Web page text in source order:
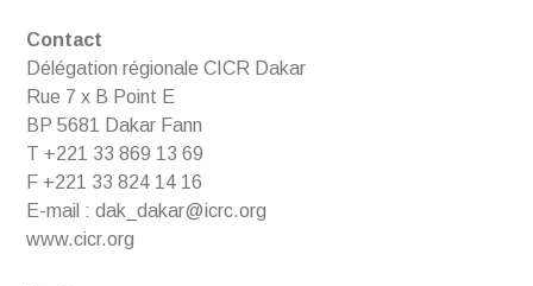
Contact
Délégation régionale CICR Dakar
Rue 7 x B Point E
BP 5681 Dakar Fann
T +221 33 869 13 69
F +221 33 824 14 16
E-mail : dak_dakar@icrc.org
www.cicr.org